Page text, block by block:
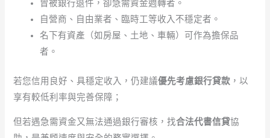
曾被銀行退件，卻急需資金週轉者。
自營商、自由業者、臨時工等收入不穩定者。
名下有資產（如房屋、土地、車輛）可作為擔保品
者。
若您信用良好、具穩定收入，仍建議優先考慮銀行貸款 ，以
享有較低利率與完善保障；
但若遇急需資金又無法通過銀行審核，找合法代書信貸協